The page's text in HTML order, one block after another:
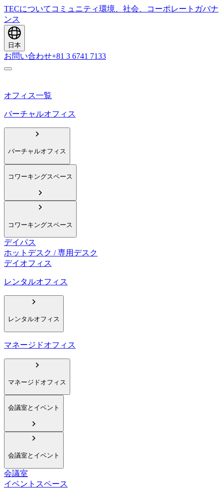
TECについて コミュニティ環境、社会、コーポレートガバナ
ンス
日本
お問い合わせ+81 3 6741 7133
オフィス一覧
バーチャルオフィス
バーチャルオフィス
コワーキングスペース
コワーキングスペース
デイパス
ホットデスク / 専用デスク
デイオフィス
レンタルオフィス
レンタルオフィス
マネージドオフィス
マネージドオフィス
会議室とイベント
会議室とイベント
会議室
イベントスペース